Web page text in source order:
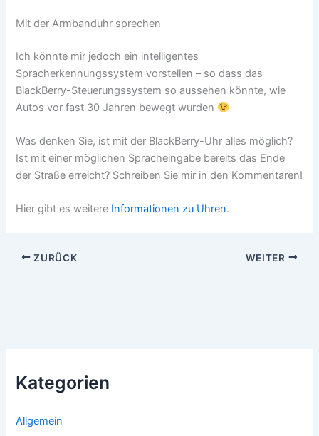
Mit der Armbanduhr sprechen
Ich könnte mir jedoch ein intelligentes
Spracherkennungssystem vorstellen – so dass das
BlackBerry-Steuerungssystem so aussehen könnte, wie
Autos vor fast 30 Jahren bewegt wurden
Was denken Sie, ist mit der BlackBerry-Uhr alles möglich?
Ist mit einer möglichen Spracheingabe bereits das Ende
der Straße erreicht? Schreiben Sie mir in den Kommentaren!
Hier gibt es weitere Informationen zu Uhren.
ZURÜCK WEITER
Kategorien
Allgemein